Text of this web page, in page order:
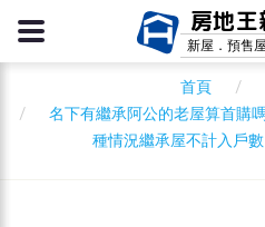
房地王
新屋．預售
首頁
名下有繼承阿公的老屋算首購
種情況繼承屋不計入戶